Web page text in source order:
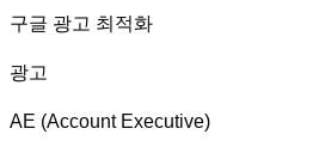
구글 광고 최적화
광고
AE (Account Executive)